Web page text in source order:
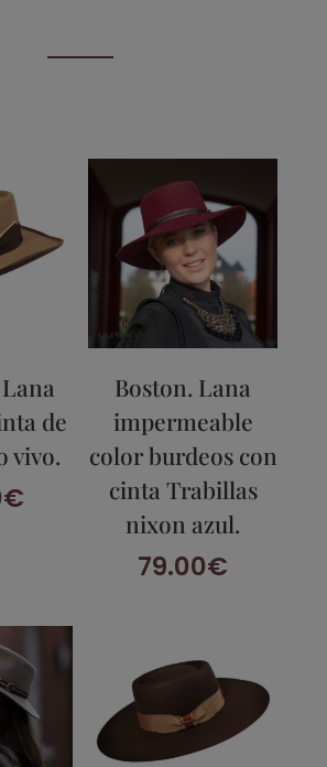
de
vivo.
€
Boston. Lana
impermeable
color burdeos con
cinta Trabillas
nixon azul.
79.00€